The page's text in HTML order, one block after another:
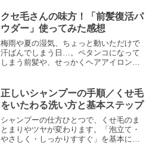
クセ毛さんの味方！「前髪復活パ
ウダー」使ってみた感想
梅雨や夏の湿気、ちょっと動いただけで
汗ばんでしまう日…。ペタンコになって
しまう前髪や、せっかくヘアアイロンで
ーゼの「サラサラ前髪復活パウダー」で
す。今回は、クセ毛に悩む私が実際に使
ってみた感想とともに、効果や使い方、
気になる点までリアルにお伝えします。
正しいシャンプーの手順／くせ毛
をいたわる洗い方と基本ステップ
シャンプーの仕方ひとつで、くせ毛のま
とまりやツヤが変わります。「泡立て・
やさしく・しっかりすすぐ」を基本に、